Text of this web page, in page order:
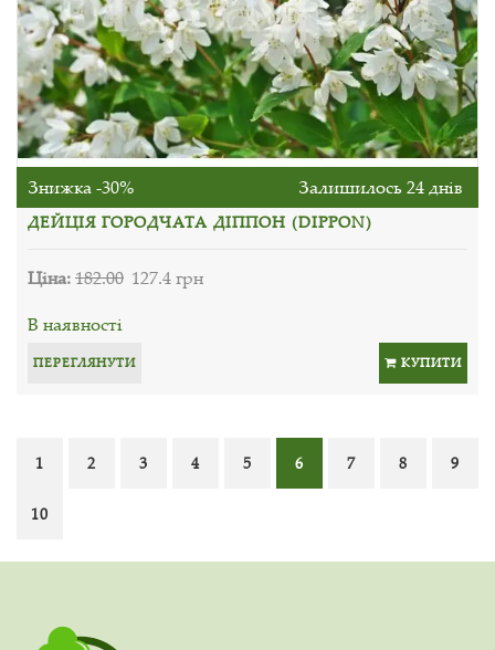
Знижка -30% Залишилось 24 днів
ДЕЙЦІЯ ГОРОДЧАТА ДІППОН (DIPPON)
Ціна:182.00 127.4 грн
В наявності
ПЕРЕГЛЯНУТИ КУПИТИ
1 2 3 4 5 6 7 8 9
10